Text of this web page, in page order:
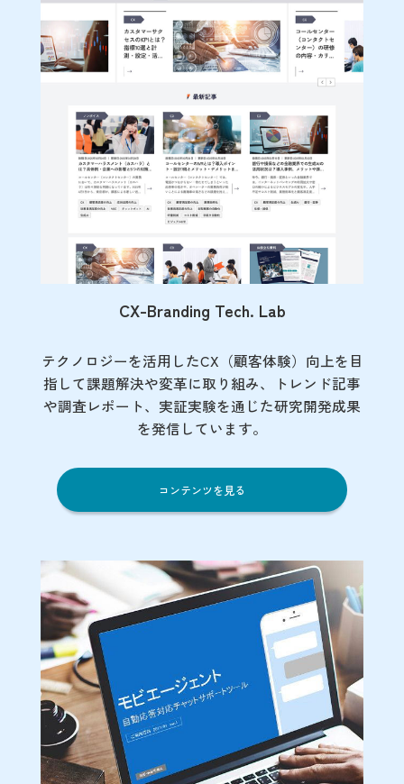
CX-Branding Tech. Lab
テクノロジーを活用したCX（顧客体験）向上を目
指して課題解決や変革に取り組み、トレンド記事
や調査レポート、実証実験を通じた研究開発成果
を発信しています。
コンテンツを見る